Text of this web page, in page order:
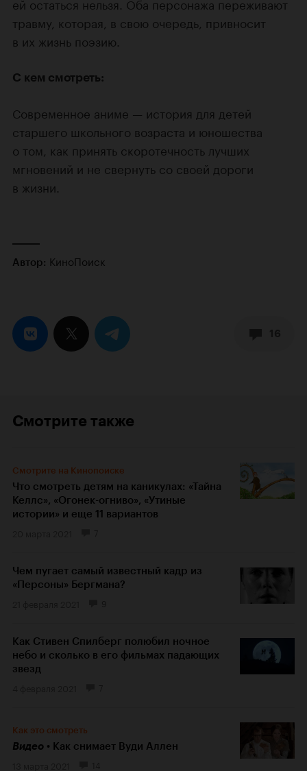
травму, которая, в свою очередь, привносит
в их жизнь поэзию.
С кем смотреть:
Современное аниме — история для детей
старшего школьного возраста и юношества
о том, как принять скоротечность лучших
мгновений и не свернуть со своей дороги
в жизни.
Автор: КиноПоиск
Смотрите также
Смотрите на Кинопоиске
Что смотреть детям на каникулах: «Тайна
Келлс», «Огонек-огниво», «Утиные
истории» и еще 11 вариантов
Чем пугает самый известный кадр из
«Персоны» Бергмана?
Как Стивен Спилберг полюбил ночное
небо и сколько в его фильмах падающих
звезд
Как это смотреть
Видео Как снимает Вуди Аллен